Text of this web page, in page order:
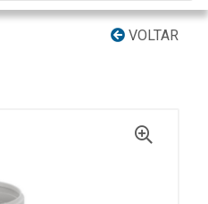
VOLTAR